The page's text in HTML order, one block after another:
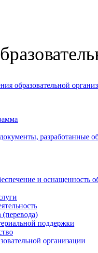
образовательной
разработанные
и оснащенность
поддержки
организации